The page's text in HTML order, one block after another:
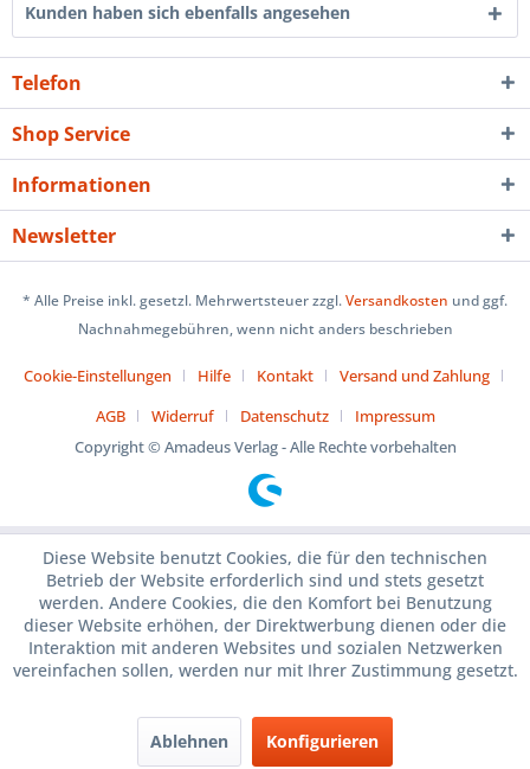
Kunden haben sich ebenfalls angesehen
Telefon
Shop Service
Informationen
Newsletter
* Alle Preise inkl. gesetzl. Mehrwertsteuer zzgl.Versandkosten und ggf.
Nachnahmegebühren, wenn nicht anders beschrieben
Cookie-Einstellungen Hilfe Kontakt
Versand und Zahlung
AGB
Widerruf Datenschutz
Impressum
Copyright © Amadeus Verlag - Alle Rechte vorbehalten
Diese Website benutzt Cookies, die für den technischen
Betrieb der Website erforderlich sind und stets gesetzt
werden. Andere Cookies, die den Komfort bei Benutzung
dieser Website erhöhen, der Direktwerbung dienen oder die
Interaktion mit anderen Websites und sozialen Netzwerken
vereinfachen sollen, werden nur mit Ihrer Zustimmung gesetzt.
Ablehnen Konfigurieren